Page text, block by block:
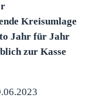
Kreisumlage
Jahr für Jahr
zur Kasse